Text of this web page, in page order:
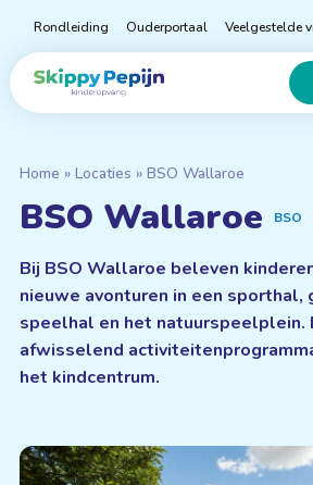
Rondleiding Ouderportaal Veelgestelde
Home
Home » Locaties » BSO Wallaroe
BSO Wallaroe BSO
Bij BSO Wallaroe beleven
nieuwe avonturen in een sporthal,
speelhal en het natuurspeelplein.
afwisselend
het kindcentrum.